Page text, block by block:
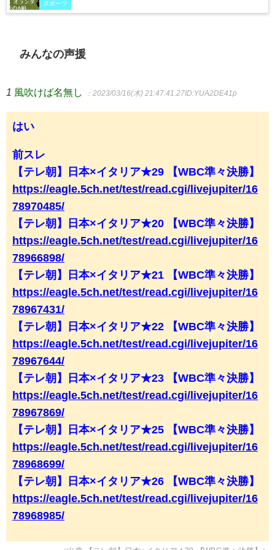
スポーツ
みんなの声援
1 風吹けば名無し ：2023/03/16(木) 21:47:41.27ID:YUA2DE41p
はい
前スレ
【テレ朝】日本×イタリア★29 【WBC準々決勝】
https://eagle.5ch.net/test/read.cgi/livejupiter/16
78970485/
【テレ朝】日本×イタリア★20 【WBC準々決勝】
https://eagle.5ch.net/test/read.cgi/livejupiter/16
78966898/
【テレ朝】日本×イタリア★21 【WBC準々決勝】
https://eagle.5ch.net/test/read.cgi/livejupiter/16
78967431/
【テレ朝】日本×イタリア★22 【WBC準々決勝】
https://eagle.5ch.net/test/read.cgi/livejupiter/16
78967644/
【テレ朝】日本×イタリア★23 【WBC準々決勝】
https://eagle.5ch.net/test/read.cgi/livejupiter/16
78967869/
【テレ朝】日本×イタリア★25 【WBC準々決勝】
https://eagle.5ch.net/test/read.cgi/livejupiter/16
78968699/
【テレ朝】日本×イタリア★26 【WBC準々決勝】
https://eagle.5ch.net/test/read.cgi/livejupiter/16
78968985/